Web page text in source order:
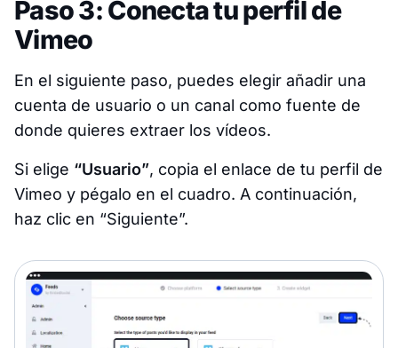
Paso 3: Conecta tu perfil de
Vimeo
En el siguiente paso, puedes elegir añadir una
cuenta de usuario o un canal como fuente de
donde quieres extraer los vídeos.
Si elige “Usuario”, copia el enlace de tu perfil de
Vimeo y pégalo en el cuadro. A continuación,
haz clic en “Siguiente”.